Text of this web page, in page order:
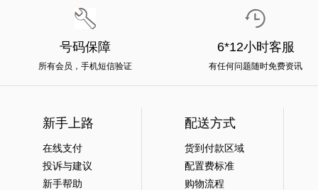
号码保障
所有会员，手机短信验证
6*12小时客服
有任何问题随时免费资讯
新手上路
在线支付
投诉与建议
新手帮助
配送方式
货到付款区域
配置费标准
购物流程